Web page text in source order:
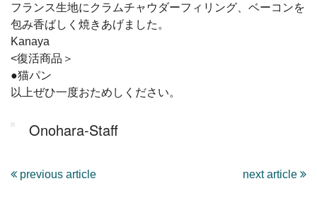
フランス生地にクラムチャウダーフィリング、ベーコンを
包み香ばしく焼きあげました。
Kanaya
<復活商品＞
●猫パン
以上ぜひ一度おためしください。
Onohara-Staff
previous article next article